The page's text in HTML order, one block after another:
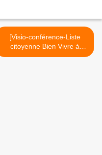
[Visio-conférence-Liste
citoyenne Bien Vivre à
Bondy] >